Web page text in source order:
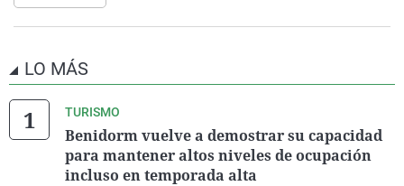
LO MÁS
TURISMO
Benidorm vuelve a demostrar su capacidad
para mantener altos niveles de ocupación
incluso en temporada alta